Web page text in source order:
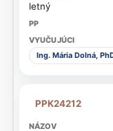
letný
Ing. Mária Dolná,
PPK24212